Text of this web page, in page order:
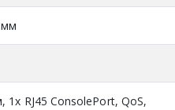
мм
1x RJ45 ConsolePort, QoS,